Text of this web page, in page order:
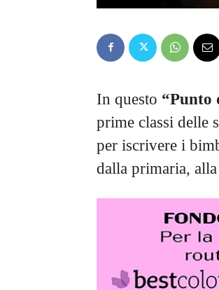
In questo “Punto
prime classi delle
per iscrivere i
dalla primaria,